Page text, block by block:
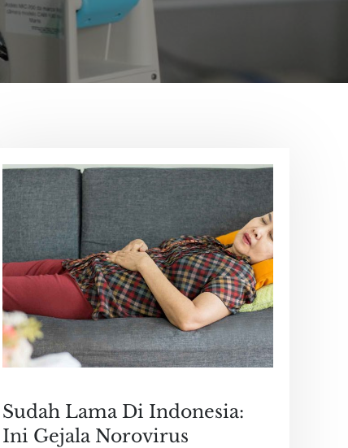
Sudah Lama Di Indonesia:
Ini Gejala Norovirus